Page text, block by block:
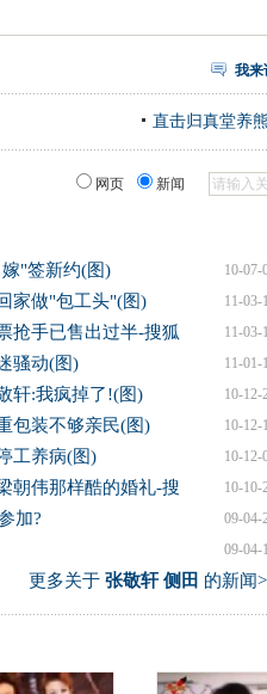
我来
直击归真堂养
网页 新闻
10-07-
"签新约(图)
11-03-
家做"包工头"(图)
11-03-
抢手已售出过半-搜狐
11-01-
骚动(图)
10-12-
轩:我疯掉了!(图)
10-12-
包装不够亲民(图)
10-12-
工养病(图)
10-10-
朝伟那样酷的婚礼-搜
09-04-
加?
09-04-
更多关于 张敬轩 侧田 的新闻